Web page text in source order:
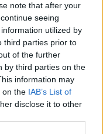
note that after your
seeing
utilized by
third parties prior to
of the further
by third parties on the
information may
on the IAB’s List of
disclose it to other
todas las
banco de trabajo
llego a el, no me
ahi a ver si daban
eso) en alguna
y daba con el kit de
me podeis echar